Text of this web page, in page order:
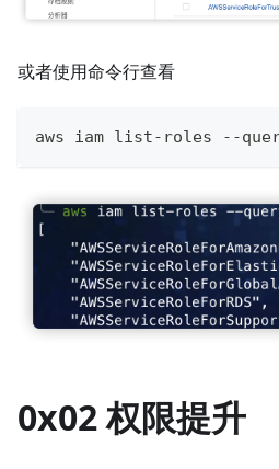
或者使用命令行查看
aws iam list-roles --
0x02 权限提升